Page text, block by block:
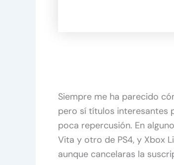
Siempre me ha parecido
pero sí títulos interesantes
poca repercusión. En
Vita y otro de PS4, y Xbox
aunque cancelaras la